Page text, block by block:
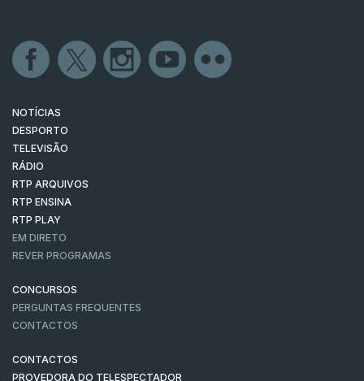
NOTÍCIAS
DESPORTO
TELEVISÃO
RÁDIO
RTP ARQUIVOS
RTP ENSINA
RTP PLAY
EM DIRETO
REVER PROGRAMAS
CONCURSOS
PERGUNTAS FREQUENTES
CONTACTOS
CONTACTOS
PROVEDORA DO TELESPECTADOR